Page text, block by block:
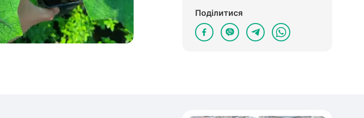
мандарина Поділитися